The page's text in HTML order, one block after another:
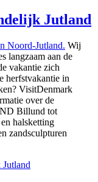
Jutland
Noord-Jutland. Wij
langzaam aan de
vakantie zich
herfstvakantie in
VisitDenmark
over de
Billund tot
halsketting
zandsculpturen